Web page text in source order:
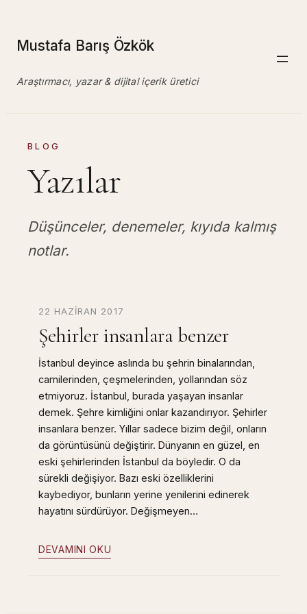
Mustafa Barış Özkök
Araştırmacı, yazar & dijital içerik üretici
BLOG
Yazılar
Düşünceler, denemeler, kıyıda kalmış
notlar.
22 HAZIRAN 2017
Şehirler insanlara benzer
İstanbul deyince aslında bu şehrin binalarından,
camilerinden, çeşmelerinden, yollarından söz
etmiyoruz. İstanbul, burada yaşayan insanlar
demek. Şehre kimliğini onlar kazandırıyor. Şehirler
insanlara benzer. Yıllar sadece bizim değil, onların
da görüntüsünü değiştirir. Dünyanın en güzel, en
eski şehirlerinden İstanbul da böyledir. O da
sürekli değişiyor. Bazı eski özelliklerini
kaybediyor, bunların yerine yenilerini edinerek
hayatını sürdürüyor. Değişmeyen…
DEVAMINI OKU